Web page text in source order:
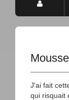
J'ai fait
qui risquait